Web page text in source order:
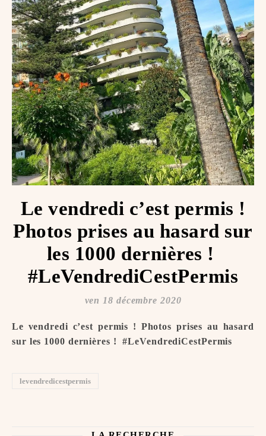
Le vendredi c’est permis !
Photos prises au hasard sur
les 1000 dernières ! ️
#LeVendrediCestPermis
ven 18 décembre 2020
Le vendredi c’est permis ! Photos prises au hasard
sur les 1000 dernières ! ️ #LeVendrediCestPermis
levendredicestpermis